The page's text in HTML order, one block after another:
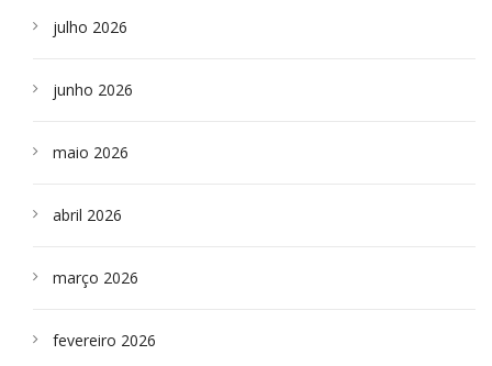
julho 2026
junho 2026
maio 2026
abril 2026
março 2026
fevereiro 2026